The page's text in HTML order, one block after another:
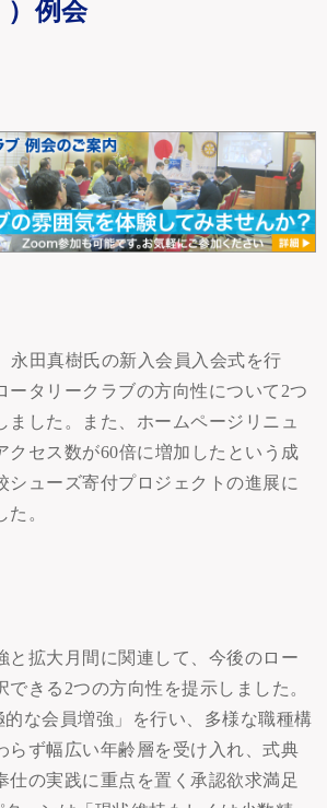
）例会
永田真樹氏の新入会員入会式を行
ータリークラブの方向性について2つ
ました。また、ホームページリニュ
クセス数が60倍に増加したという成
シューズ寄付プロジェクトの進展に
。
と拡大月間に関連して、今後のロー
できる2つの方向性を提示しました。
な会員増強」を行い、多様な職種構
らず幅広い年齢層を受け入れ、式典
仕の実践に重点を置く承認欲求満足